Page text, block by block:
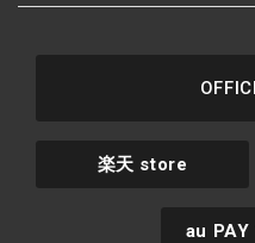
楽天 store
au PAY